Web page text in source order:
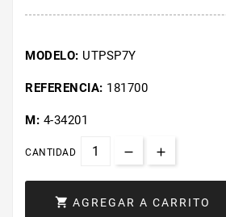
MODELO: UTPSP7Y
REFERENCIA: 181700
M: 4-34201
CANTIDAD
 AGREGAR A CARRITO